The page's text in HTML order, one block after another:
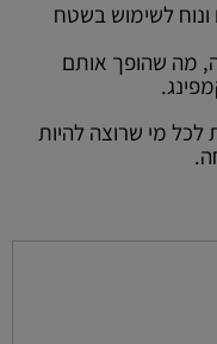
לשימוש בשטח
מה שהופך אותם
לכל מי שרוצה להיות